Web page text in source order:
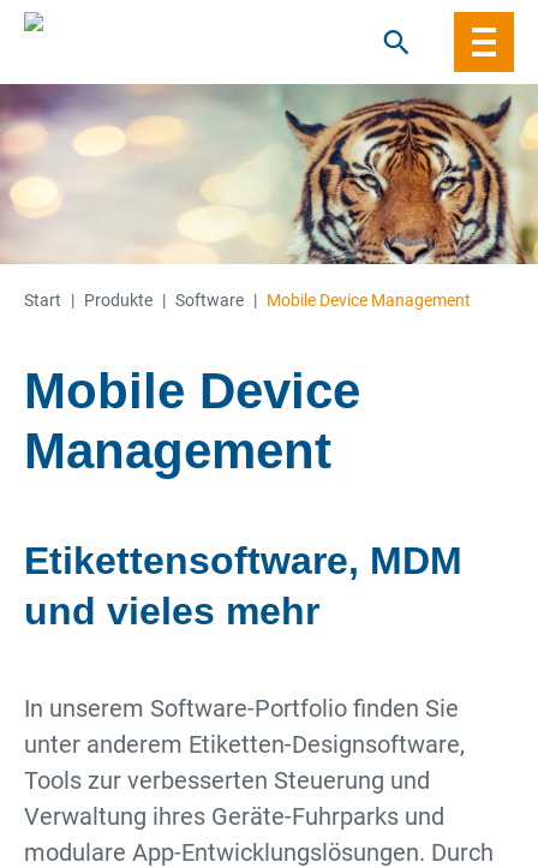
Skip
to
content
Start | Produkte | Software | Mobile Device Management
Mobile Device
Management
Etiketten­software, MDM
und vieles mehr
In unserem Software-Portfolio finden Sie
unter anderem Etiketten-Designsoftware,
Tools zur verbesserten Steuerung und
Verwaltung ihres Geräte-Fuhrparks und
modulare App-Entwicklungslösungen. Durch